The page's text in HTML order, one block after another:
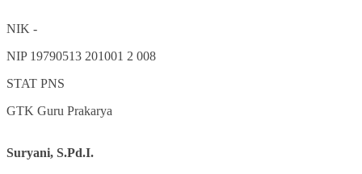
NIK -
NIP 19790513 201001 2 008
STAT PNS
GTK Guru Prakarya
Suryani, S.Pd.I.